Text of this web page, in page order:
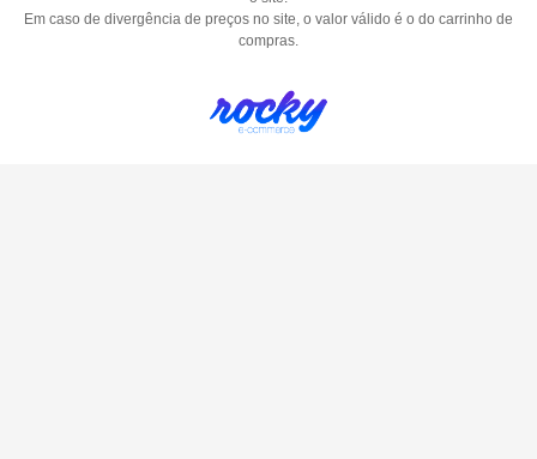
Em caso de divergência de preços no site, o valor válido é o do carrinho de
compras.